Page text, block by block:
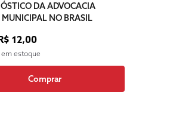
DA ADVOCACIA
MUNICIPAL NO BRASIL
12,00
estoque
Comprar